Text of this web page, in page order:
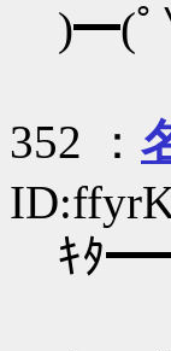
)━(
352 ：
ｷﾀ